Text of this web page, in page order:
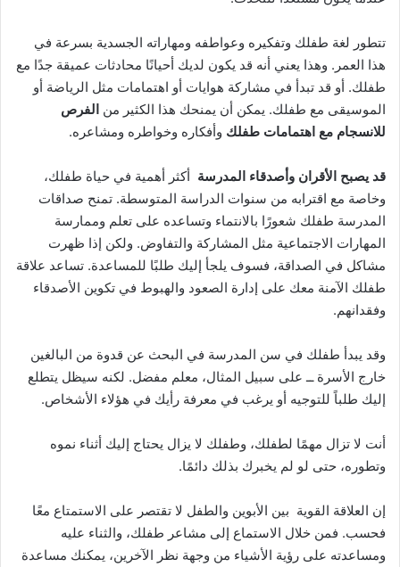
تتطور لغة طفلك وتفكيره وعواطفه ومهاراته الجسدية بسرعة في
هذا العمر. وهذا يعني أنه قد يكون لديك أحيانًا محادثات عميقة جدًا مع
طفلك. أو قد تبدأ في مشاركة هوايات أو اهتمامات مثل الرياضة أو
الموسيقى مع طفلك. يمكن أن يمنحك هذا الكثير من الفرص
للانسجام مع اهتمامات طفلك وأفكاره وخواطره ومشاعره.
قد يصبح الأقران وأصدقاء المدرسة أكثر أهمية في حياة طفلك،
وخاصة مع اقترابه من سنوات الدراسة المتوسطة. تمنح صداقات
المدرسة طفلك شعورًا بالانتماء وتساعده على تعلم وممارسة
المهارات الاجتماعية مثل المشاركة والتفاوض. ولكن إذا ظهرت
مشاكل في الصداقة، فسوف يلجأ إليك طلبًا للمساعدة. تساعد علاقة
طفلك الآمنة معك على إدارة الصعود والهبوط في تكوين الأصدقاء
وفقدانهم.
وقد يبدأ طفلك في سن المدرسة في البحث عن قدوة من البالغين
خارج الأسرة ــ على سبيل المثال، معلم مفضل. لكنه سيظل يتطلع
إليك طلباً للتوجيه أو يرغب في معرفة رأيك في هؤلاء الأشخاص.
أنت لا تزال مهمًا لطفلك، وطفلك لا يزال يحتاج إليك أثناء نموه
وتطوره، حتى لو لم يخبرك بذلك دائمًا.
إن العلاقة القوية بين الأبوين والطفل لا تقتصر على الاستمتاع معًا
فحسب. فمن خلال الاستماع إلى مشاعر طفلك، والثناء عليه
ومساعدته على رؤية الأشياء من وجهة نظر الآخرين، يمكنك مساعدة